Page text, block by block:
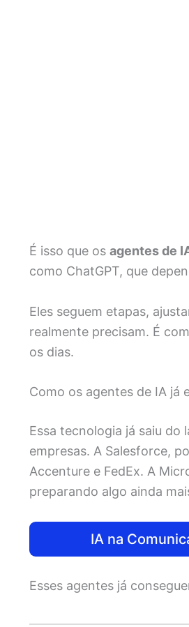
É isso que os agentes de
como ChatGPT, que
Eles seguem etapas,
realmente precisam. É
os dias.
Como os agentes de IA já
Essa tecnologia já saiu
empresas. A Salesforce,
Accenture e FedEx. A
preparando algo ainda
IA na
Esses agentes já